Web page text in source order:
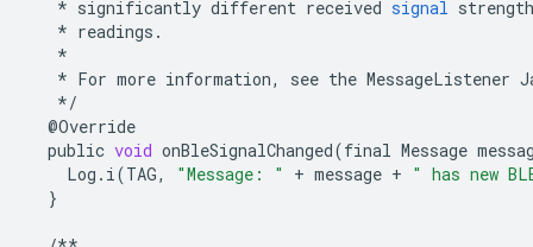
* significantly different received signal strength
* readings .
*
* For more information, see the MessageListener
*/
@Override
public void onBleSignalChanged(final Message
Log . i(TAG, "Message: " + message + " has new
}